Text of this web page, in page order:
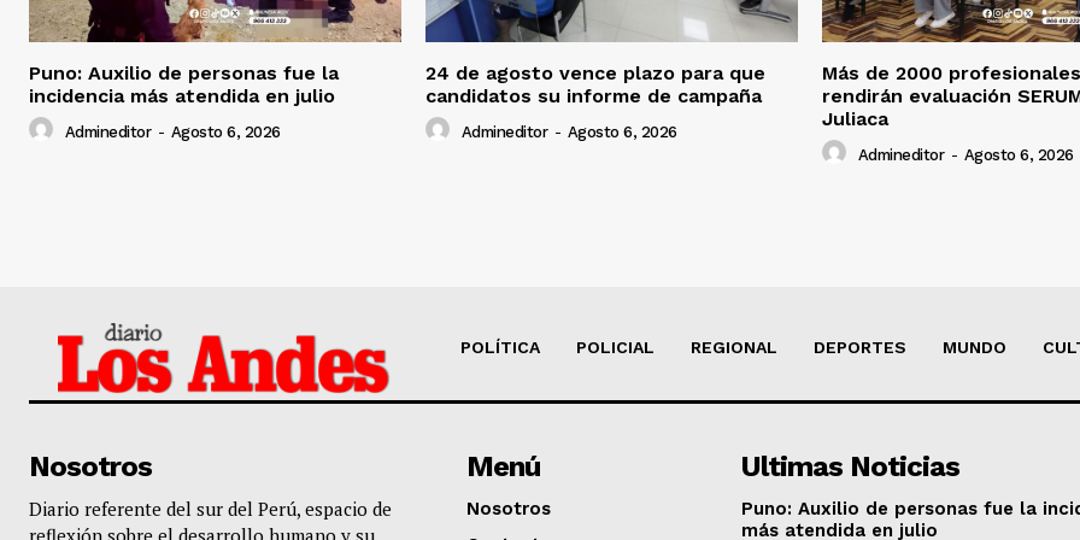
Puno: Auxilio de personas fue la
incidencia más atendida en julio
Admineditor - Agosto 6, 2026
24 de agosto vence plazo para que
candidatos su informe de campaña
Admineditor - Agosto 6, 2026
Más de 2000
rendirán evaluación
Juliaca
Admineditor - Agosto 6, 2026
POLÍTICA POLICIAL REGIONAL DEPORTES MUNDO
Nosotros
Diario referente del sur del Perú, espacio de
Menú
Nosotros
Ultimas Noticias
Puno: Auxilio de personas fue la
más atendida en julio